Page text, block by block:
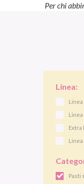
Per chi
Linea:
Extra
Linea
Pasti